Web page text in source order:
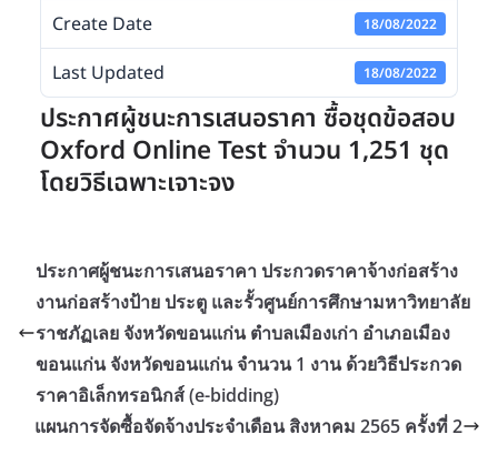
Create Date 18/08/2022
Last Updated 18/08/2022
ประกาศผู้ชนะการเสนอราคา ซื้อชุดข้อสอบ
Oxford Online Test จำนวน 1,251 ชุด
โดยวิธีเฉพาะเจาะจง
ประกาศผู้ชนะการเสนอราคา ประกวดราคาจ้างก่อสร้าง
งานก่อสร้างป้าย ประตู และรั้วศูนย์การศึกษามหาวิทยาลัย
ราชภัฏเลย จังหวัดขอนแก่น ตำบลเมืองเก่า อำเภอเมือง
ขอนแก่น จังหวัดขอนแก่น จำนวน 1 งาน ด้วยวิธีประกวด
ราคาอิเล็กทรอนิกส์ (e-bidding)
แผนการจัดซื้อจัดจ้างประจำเดือน สิงหาคม 2565 ครั้งที่ 2